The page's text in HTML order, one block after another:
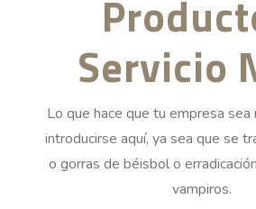
Servicio
Lo que hace que tu empresa sea
introducirse aquí, ya sea que se
o gorras de béisbol o
vampiros.